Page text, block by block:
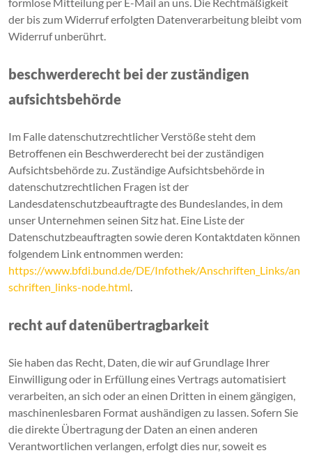
der bis zum Widerruf erfolgten Datenverarbeitung bleibt vom
Widerruf unberührt.
beschwerderecht bei der zuständigen
aufsichtsbehörde
Im Falle datenschutzrechtlicher Verstöße steht dem
Betroffenen ein Beschwerderecht bei der zuständigen
Aufsichtsbehörde zu. Zuständige Aufsichtsbehörde in
datenschutzrechtlichen Fragen ist der
Landesdatenschutzbeauftragte des Bundeslandes, in dem
unser Unternehmen seinen Sitz hat. Eine Liste der
Datenschutzbeauftragten sowie deren Kontaktdaten können
folgendem Link entnommen werden:
https://www.bfdi.bund.de/DE/Infothek/Anschriften_Links/an
schriften_links-node.html.
recht auf datenübertragbarkeit
Sie haben das Recht, Daten, die wir auf Grundlage Ihrer
Einwilligung oder in Erfüllung eines Vertrags automatisiert
verarbeiten, an sich oder an einen Dritten in einem gängigen,
maschinenlesbaren Format aushändigen zu lassen. Sofern Sie
die direkte Übertragung der Daten an einen anderen
Verantwortlichen verlangen, erfolgt dies nur, soweit es